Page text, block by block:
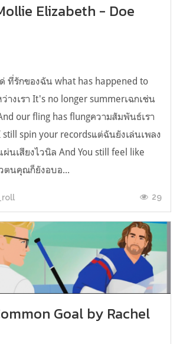
Elizabeth - Doe
ที่รักของฉัน what has happened to
างเรา It's no longer summerเฉกเช่น
our fling has flungความสัมพันธ์เรา
spin your recordsแต่ฉันยังเล่นเพลง
นเสียงไวนิล And You still feel like
ตนคุณก็ยังอบอ...
29
Goal by Rachel